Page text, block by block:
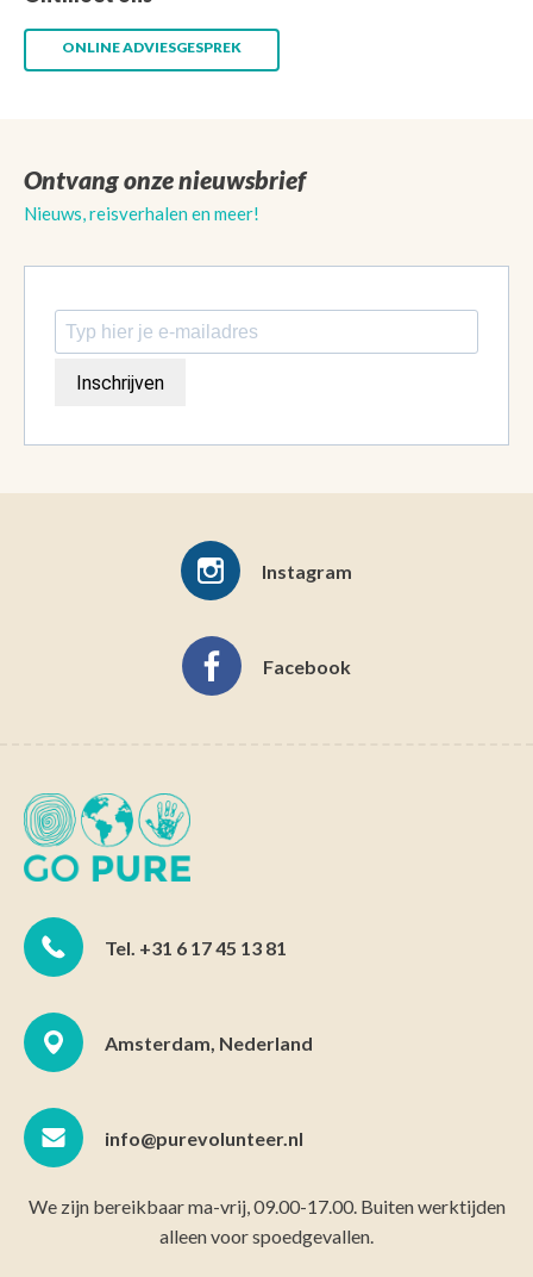
ONLINE ADVIESGESPREK
Ontvang onze nieuwsbrief
Nieuws, reisverhalen en meer!
Inschrijven
Instagram
Facebook
Tel. +31 6 17 45 13 81
Amsterdam, Nederland
info@purevolunteer.nl
We zijn bereikbaar ma-vrij, 09.00-17.00. Buiten werktijden
alleen voor spoedgevallen.